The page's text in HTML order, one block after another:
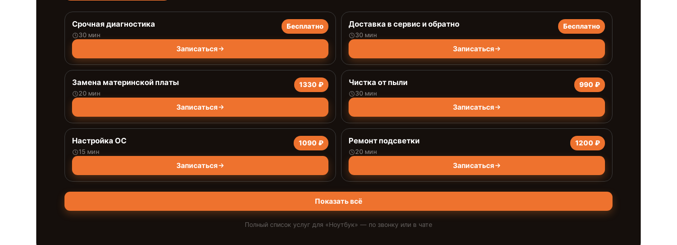
Срочная диагностика
30 мин
Бесплатно
Записаться
Доставка в сервис и обратно
30 мин
Бесплатно
Записаться
Замена материнской платы
20 мин
1330 ₽
Записаться
Чистка от пыли
30 мин
990 ₽
Записаться
Настройка ОС
15 мин
1090 ₽
Записаться
Ремонт подсветки
20 мин
1200 ₽
Записаться
Показать всё
Полный список услуг для «Ноутбук» — по звонку или в чате